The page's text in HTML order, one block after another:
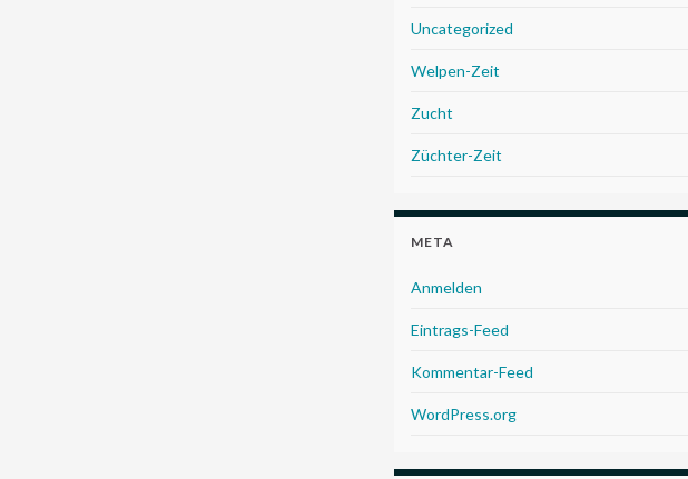
Uncategorized
Welpen-Zeit
Zucht
Züchter-Zeit
META
Anmelden
Eintrags-Feed
Kommentar-Feed
WordPress.org